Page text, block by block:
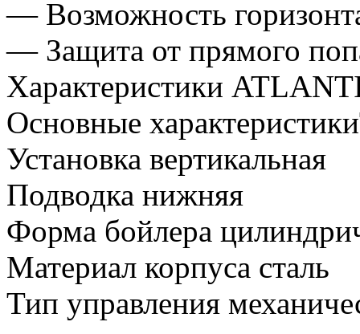
— Возможность
— Защита от прямого
Характеристики
Основные
Установка вертикальная
Подводка нижняя
Форма бойлера
Материал корпуса сталь
Тип управления